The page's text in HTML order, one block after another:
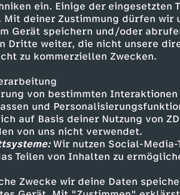
ein. Einige der eingesetzten
deiner Zustimmung dürfen wir
Gerät speichern und/oder
Dritte weiter, die nicht unsere
zu kommerziellen Zwecken.
von bestimmten
und
auf Basis deiner Nutzung von
von uns nicht verwendet.
Wir nutzen Social-Media-
Teilen von Inhalten zu
Zwecke wir deine Daten
vermuten, dass Leyla Atalay,
steckten. Als Rico ein Video
Eva Langs Tod
Mit dem Video konnte
war damit eine Gefahr für
Ketnath